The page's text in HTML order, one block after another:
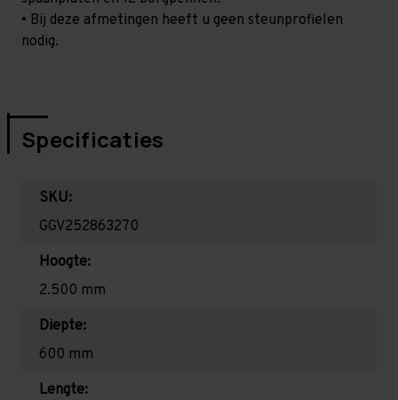
• Bij deze afmetingen heeft u geen steunprofielen
nodig.
Specificaties
SKU:
GGV252863270
Hoogte:
2.500 mm
Diepte:
600 mm
Lengte: